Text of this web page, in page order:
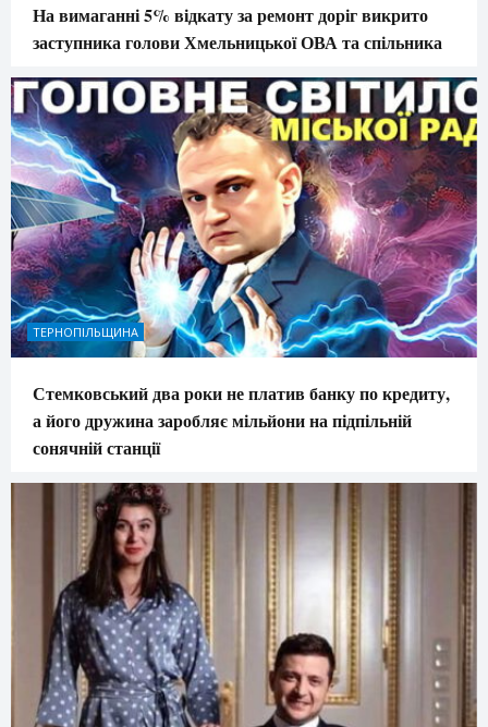
На вимаганні 5% відкату за ремонт доріг викрито
заступника голови Хмельницької ОВА та спільника
ТЕРНОПІЛЬЩИНА
Стемковський два роки не платив банку по кредиту,
а його дружина заробляє мільйони на підпільній
сонячній станції